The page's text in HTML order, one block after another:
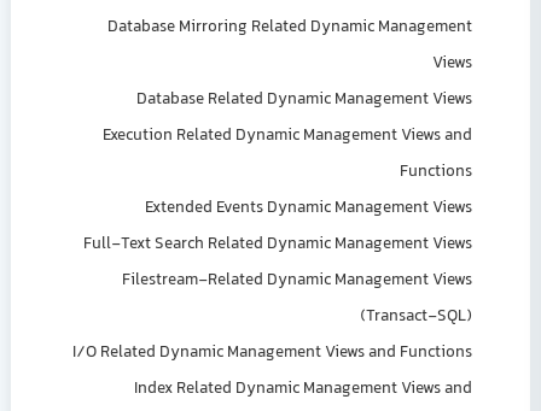
Database Mirroring Related Dynamic Management
Views
Database Related Dynamic Management Views
Execution Related Dynamic Management Views and
Functions
Extended Events Dynamic Management Views
Full-Text Search Related Dynamic Management Views
Filestream-Related Dynamic Management Views
(Transact-SQL)
I/O Related Dynamic Management Views and Functions
Index Related Dynamic Management Views and